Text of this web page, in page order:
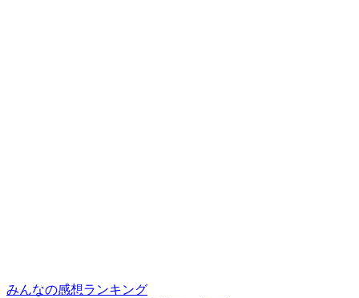
みんなの感想ランキング